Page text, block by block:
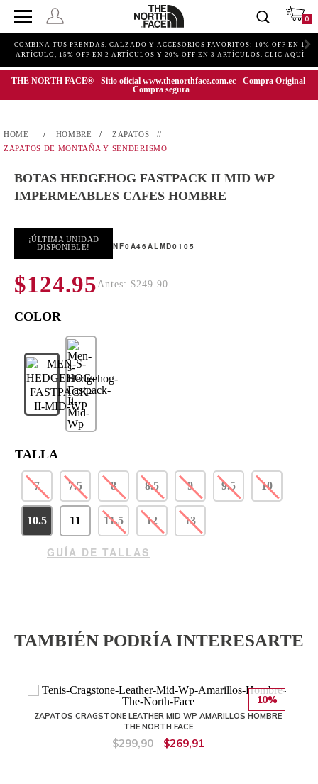
0
COMBINA TUS PRENDAS, CALZADO Y ACCESORIOS FAVORITOS: 10% OFF EN 1
ARTÍCULO, 15% OFF EN 2 ARTÍCULOS Y 20% OFF EN 3 ARTÍCULOS. CLIC AQUÍ
THE NORTH FACE® - Sitio oficial www.thenorthface.com.ec - Compra Original -
Compra segura
HOMBRE
ZAPATOS
ZAPATOS DE MONTAÑA Y SENDERISMO
BOTAS HEDGEHOG FASTPACK II MID WP
IMPERMEABLES CAFES HOMBRE
¡ÚLTIMA UNIDAD
DISPONIBLE!
NF0A46ALMD0105
$124.95Antes: $249.90
TALLA
7 7.5 8 8.5 9 9.5 10
10.5 11 11.5 12 13
GUÍA DE TALLAS
TAMBIÉN PODRÍA INTERESARTE
10%
ZAPATOS CRAGSTONE LEATHER MID WP AMARILLOS HOMBRE
THE NORTH FACE
$299,90 $269,91